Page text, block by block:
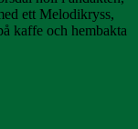
ett Melodikryss,
kaffe och hembakta